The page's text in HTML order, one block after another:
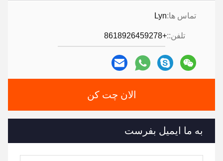
تماس ها:Lyn
تلفن::+8618926459278
الان چت کن
به ما ایمیل بفرست